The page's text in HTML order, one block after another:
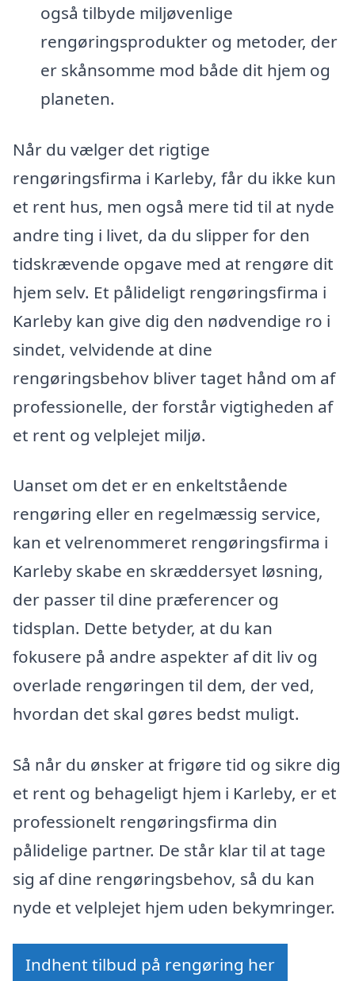
også tilbyde miljøvenlige
rengøringsprodukter og metoder, der
er skånsomme mod både dit hjem og
planeten.
Når du vælger det rigtige
rengøringsfirma i Karleby, får du ikke kun
et rent hus, men også mere tid til at nyde
andre ting i livet, da du slipper for den
tidskrævende opgave med at rengøre dit
hjem selv. Et pålideligt rengøringsfirma i
Karleby kan give dig den nødvendige ro i
sindet, velvidende at dine
rengøringsbehov bliver taget hånd om af
professionelle, der forstår vigtigheden af
et rent og velplejet miljø.
Uanset om det er en enkeltstående
rengøring eller en regelmæssig service,
kan et velrenommeret rengøringsfirma i
Karleby skabe en skræddersyet løsning,
der passer til dine præferencer og
tidsplan. Dette betyder, at du kan
fokusere på andre aspekter af dit liv og
overlade rengøringen til dem, der ved,
hvordan det skal gøres bedst muligt.
Så når du ønsker at frigøre tid og sikre dig
et rent og behageligt hjem i Karleby, er et
professionelt rengøringsfirma din
pålidelige partner. De står klar til at tage
sig af dine rengøringsbehov, så du kan
nyde et velplejet hjem uden bekymringer.
Indhent tilbud på rengøring her